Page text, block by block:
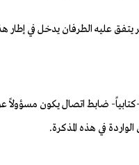
ضابط اتصال يكون مسؤولاً
في هذه المذكرة.